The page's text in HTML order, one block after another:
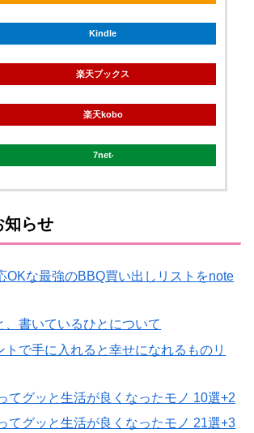
Kindle
楽天ブックス
楽天kobo
7net
知らせ
OKな最強のBBQ買い出しリストをnote
、書いているひとについて
トで手に入れると幸せになれるものリ
てグッと生活が良くなったモノ 10選+2
てグッと生活が良くなったモノ 21選+3